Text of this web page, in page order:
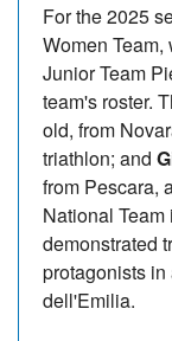
For the 2025
Women
Junior Team
team's roster.
old, from
triathlon; and
from Pescara,
National
demonstrated
protagonists
dell'Emilia.